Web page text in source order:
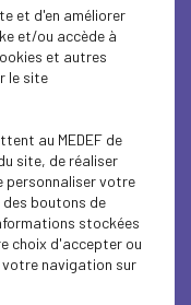
et d'en améliorer
et/ou accède à
et autres
le site
au MEDEF de
site, de réaliser
personnaliser votre
boutons de
stockées
choix d'accepter ou
navigation sur